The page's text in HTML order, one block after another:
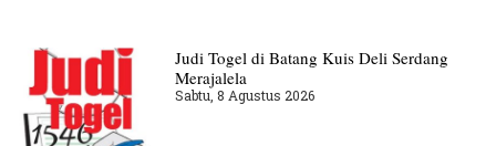
Judi Togel di Batang Kuis Deli Serdang
Merajalela
Sabtu, 8 Agustus 2026